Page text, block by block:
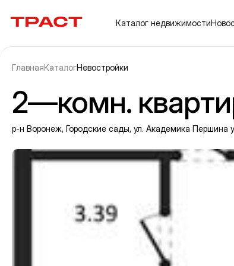
Траст | Служба недвижимости
Каталог недвижимости
ГлавнаяКаталогНовостройки
2—комн.
р-н Воронеж, Городские сады, ул. Академика Першина
Информация об объекте
Галерея